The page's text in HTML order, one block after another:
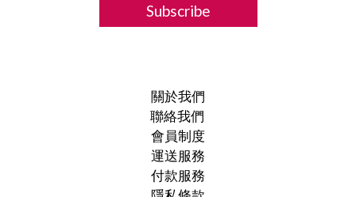
Subscribe
關於我們
聯絡我們
會員制度
運送服務
付款服務